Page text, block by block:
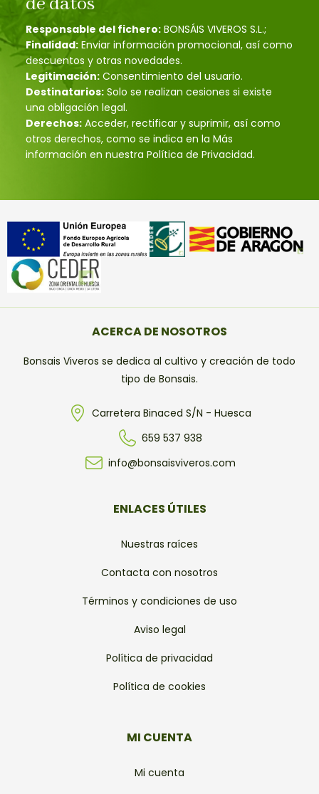
Responsable del fichero: BONSÁIS VIVEROS S.L.;
Finalidad: Enviar información promocional, así como
descuentos y otras novedades.
Legitimación: Consentimiento del usuario.
Destinatarios: Solo se realizan cesiones si existe
una obligación legal.
Derechos: Acceder, rectificar y suprimir, así como
otros derechos, como se indica en la Más
información en nuestra Política de Privacidad.
ACERCA DE NOSOTROS
Bonsais Viveros se dedica al cultivo y creación de todo
tipo de Bonsais.
Carretera Binaced S/N - Huesca
659 537 938
info@bonsaisviveros.com
ENLACES ÚTILES
Nuestras raíces
Contacta con nosotros
Términos y condiciones de uso
Aviso legal
Política de privacidad
Política de cookies
MI CUENTA
Mi cuenta